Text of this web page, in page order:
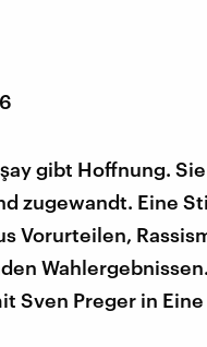
gibt Hoffnung.
zugewandt. Eine
Vorurteilen,
Sven Preger in